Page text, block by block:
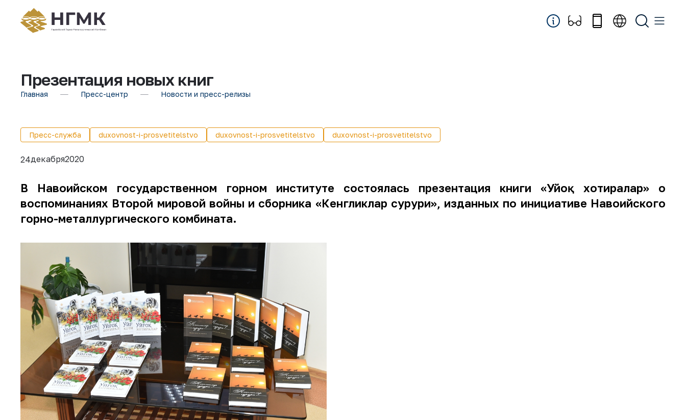
Презентация новых книг
Главная Пресс-центр Новости и пресс-релизы
Пресс-служба duxovnost-i-prosvetitelstvo duxovnost-i-prosvetitelstvo duxovnost-i-prosvetitelstvo
24декабря2020
В Навоийском государственном горном институте состоялась презентация книги «Уйғоқ хотиралар» о
воспоминаниях Второй мировой войны и сборника «Кенгликлар сурури», изданных по инициативе Навоийского
горно-металлургического комбината.